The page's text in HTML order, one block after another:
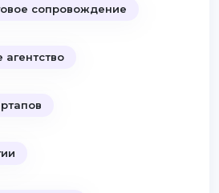
сопровождение